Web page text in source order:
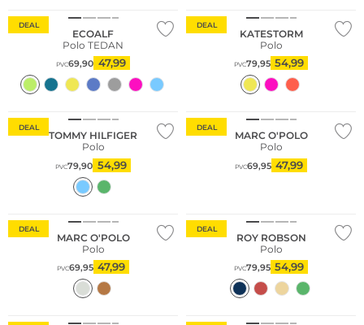
DEAL
ECOALF
Polo TEDAN
PVC69,90 47,99
DEAL
KATESTORM
Polo
PVC79,95 54,99
DEAL
TOMMY HILFIGER
Polo
PVC79,90 54,99
DEAL
MARC O'POLO
Polo
PVC69,95 47,99
DEAL
MARC O'POLO
Polo
PVC69,95 47,99
DEAL
ROY ROBSON
Polo
PVC79,95 54,99
Sostenibile